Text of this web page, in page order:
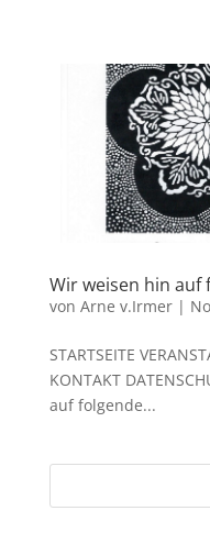
Wir weisen hin auf
von Arne v.Irmer|
STARTSEITE
KONTAKT
auf folgende...